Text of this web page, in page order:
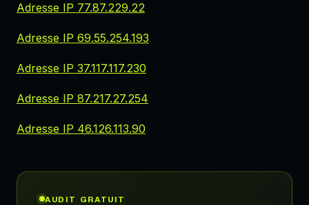
Adresse IP 77.87.229.22
Adresse IP 69.55.254.193
Adresse IP 37.117.117.230
Adresse IP 87.217.27.254
Adresse IP 46.126.113.90
AUDIT GRATUIT